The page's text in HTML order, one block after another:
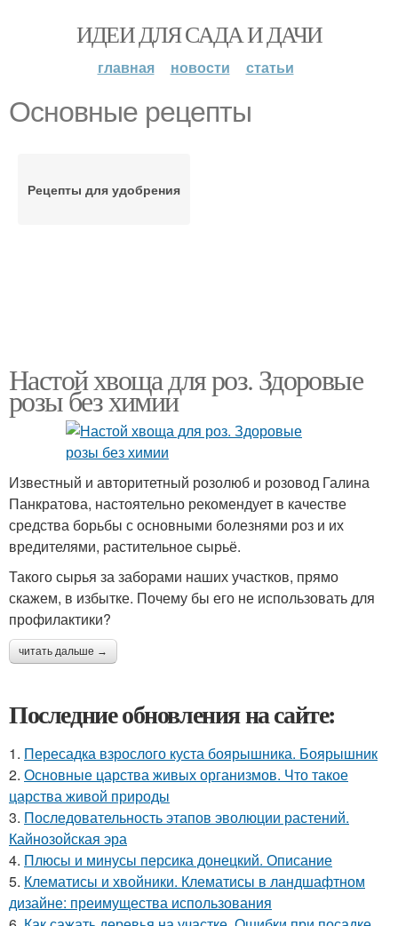
ИДЕИ ДЛЯ САДА И ДАЧИ
главная новости статьи
Основные рецепты
Рецепты для удобрения
Настой хвоща для роз. Здоровые
розы без химии
Известный и авторитетный розолюб и розовод Галина
Панкратова, настоятельно рекомендует в качестве
средства борьбы с основными болезнями роз и их
вредителями, растительное сырьё.
Такого сырья за заборами наших участков, прямо
скажем, в избытке. Почему бы его не использовать для
профилактики?
читать дальше →
Последние обновления на сайте:
1. Пересадка взрослого куста боярышника. Боярышник
2. Основные царства живых организмов. Что такое
царства живой природы
3. Последовательность этапов эволюции растений.
Кайнозойская эра
4. Плюсы и минусы персика донецкий. Описание
5. Клематисы и хвойники. Клематисы в ландшафтном
дизайне: преимущества использования